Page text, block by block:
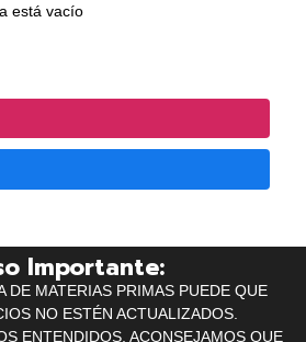
está vacío
Importante:
DE MATERIAS PRIMAS PUEDE QUE
NO ESTÉN ACTUALIZADOS.
ENTENDIDOS, ACONSEJAMOS QUE